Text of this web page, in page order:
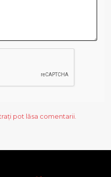
pot lăsa comentarii.